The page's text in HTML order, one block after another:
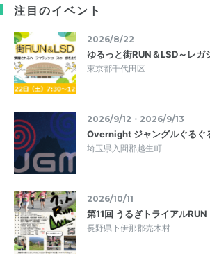
注目のイベント
2026/8/22
ゆるっと街RUN＆LSD～レガ
東京都千代田区
2026/9/12・2026/9/13
Overnight ジャングルぐるぐ
埼玉県入間郡越生町
2026/10/11
第11回 うるぎトライアルRUN
長野県下伊那郡売木村